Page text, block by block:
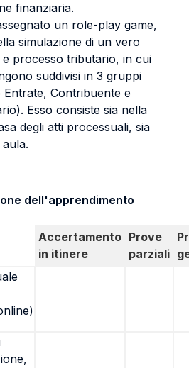
finanziaria.
un role-play game,
simulazione di un vero
processo tributario, in cui
suddivisi in 3 gruppi
Entrate, Contribuente e
Esso consiste sia nella
degli atti processuali, sia
dell'apprendimento
Accertamento
in itinere
Prove
parziali